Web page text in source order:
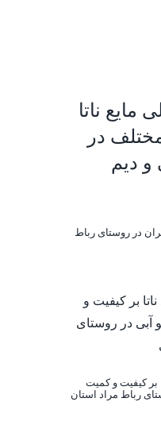
مایع ناتا
در
و دیم
در روستای رباط
بر کیفیت و کمیت
رباط مراد استان